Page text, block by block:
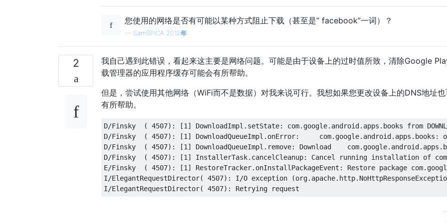
您使用的网络是否有可能以某种方式阻止下载（甚至是“ facebook”一词）？
— SamSPICA 2012年
2
我自己遇到此错误，看起来这主要是网络问题。可能是由于设备上的过时值所致，清除Google
载管理器的应用程序缓存可能会有所帮助。
但是，尝试使用其他网络（WiFi而不是数据）对我来说可行。我想如果您更改设备上的DNS地址
有所帮助。
D/Finsky  ( 4507): [1] DownloadImpl.setState: com.google.android.apps.books from
D/Finsky  ( 4507): [1] DownloadQueueImpl.onError:     com.google.android.apps.books:
D/Finsky  ( 4507): [1] DownloadQueueImpl.remove: Download
D/Finsky  ( 4507): [1] InstallerTask.cancelCleanup: Cancel running installation of
E/Finsky  ( 4507): [1] RestoreTracker.onInstallPackageEvent: Restore package
I/ElegantRequestDirector( 4507): I/O exception